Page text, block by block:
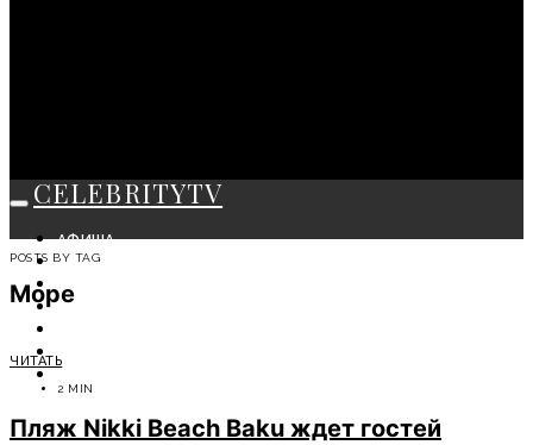
CELEBRITYTV
АФИША
СОБЫТИЯ
КРАСОТА
МОДА
POSTS BY TAG
Море
ЧИТАТЬ
2 MIN
Пляж Nikki Beach Baku ждет гостей